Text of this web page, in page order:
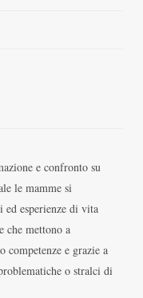
e confronto su
le mamme si
ed esperienze di vita
che mettono a
competenze e grazie a
o stralci di